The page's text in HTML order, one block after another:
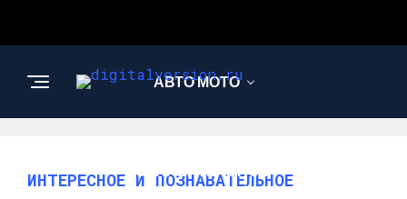
АВТО МОТО
ПОЗНАВАТЕЛЬНОЕ
ИНТЕРЕСНОЕ И ПОЗНАВАТЕЛЬНОЕ